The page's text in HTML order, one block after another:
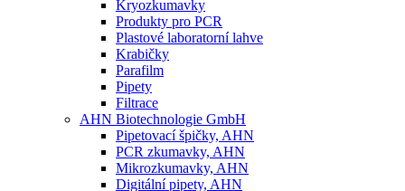
Kryozkumavky
Produkty pro PCR
Plastové laboratorní lahve
Krabičky
Parafilm
Pipety
Filtrace
AHN Biotechnologie GmbH
Pipetovací špičky, AHN
PCR zkumavky, AHN
Mikrozkumavky, AHN
Digitální pipety, AHN